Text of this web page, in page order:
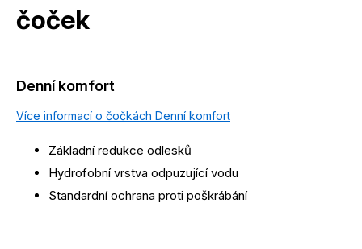
čoček
Denní komfort
Více informací o čočkách Denní komfort
Základní redukce odlesků
Hydrofobní vrstva odpuzující vodu
Standardní ochrana proti poškrábání